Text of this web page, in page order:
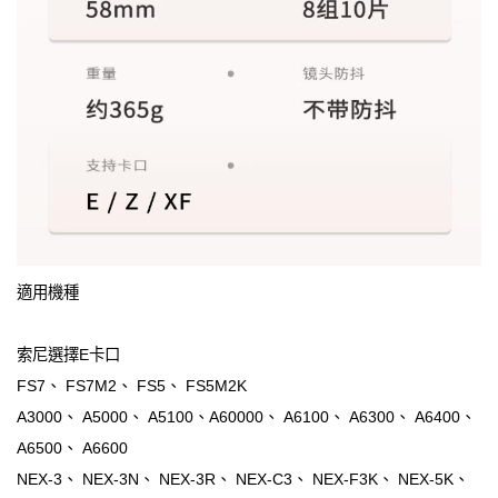
適用機種
索尼選擇E卡口
FS7、 FS7M2、 FS5、 FS5M2K
A3000、 A5000、 A5100、A60000、 A6100、 A6300、 A6400、
A6500、 A6600
NEX-3、 NEX-3N、 NEX-3R、 NEX-C3、 NEX-F3K、 NEX-5K、